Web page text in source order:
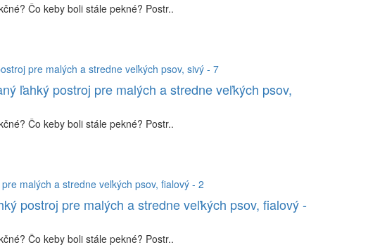
Čo keby boli stále pekné? Postr..
ľahký postroj pre malých a stredne veľkých psov,
Čo keby boli stále pekné? Postr..
postroj pre malých a stredne veľkých psov, fialový -
Čo keby boli stále pekné? Postr..